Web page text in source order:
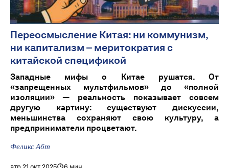
Переосмысление Китая: ни коммунизм,
ни капитализм – меритократия с
китайской спецификой
Западные мифы о Китае рушатся. От
«запрещенных мультфильмов» до «полной
изоляции» — реальность показывает совсем
другую картину: существуют дискуссии,
меньшинства сохраняют свою культуру, а
предприниматели процветают.
Феликс Абт